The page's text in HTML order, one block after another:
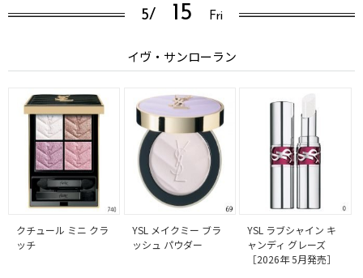
5/ 15 Fri
イヴ・サンローラン
クチュール ミニ クラ
ッチ
YSL メイクミー ブラ
ッシュ パウダー
YSL ラブシャイン キ
ャンディ グレーズ
［2026年 5月発売］